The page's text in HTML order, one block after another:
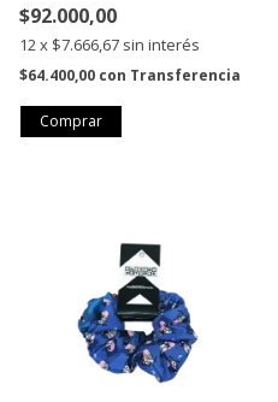
$92.000,00
12x $7.666,67 sin interés
$64.400,00 con Transferencia